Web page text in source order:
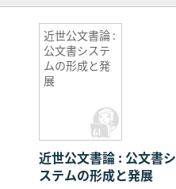
近世公文書論 :
公文書システ
ムの形成と発
展
近世公文書論 : 公文書シ
ステムの形成と発展